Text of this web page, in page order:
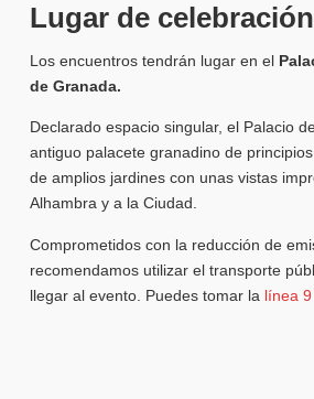
Lugar de celebración
Los encuentros tendrán lugar en el
de Granada.
Declarado espacio singular, el Palacio
antiguo palacete granadino de
de amplios jardines con unas vistas
Alhambra y a la Ciudad.
Comprometidos con la reducción de
recomendamos utilizar el transporte
llegar al evento. Puedes tomar la línea